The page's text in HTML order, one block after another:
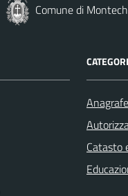
Comune di
Catasto